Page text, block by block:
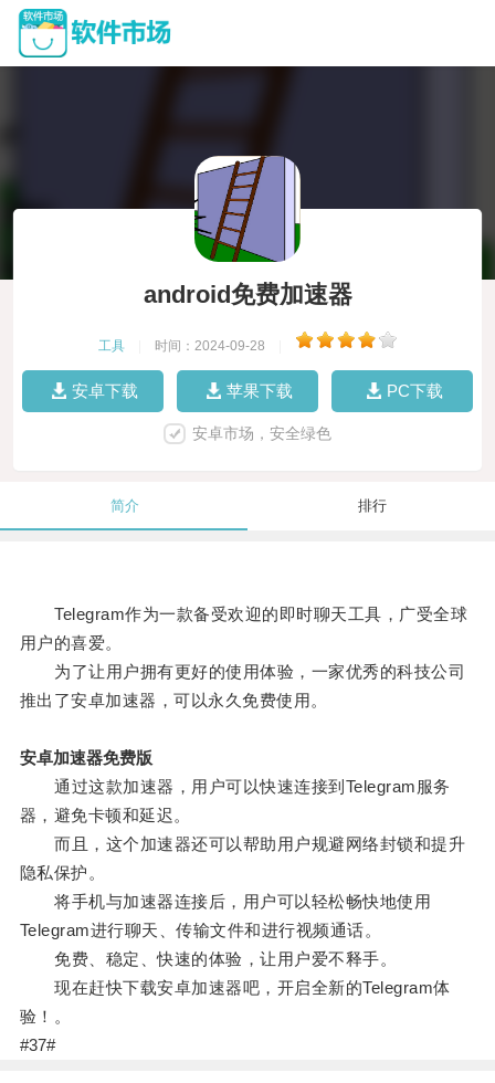
android免费加速器
工具 时间：2024-09-28
安卓下载 苹果下载 PC下载
安卓市场，安全绿色
简介 排行
Telegram作为一款备受欢迎的即时聊天工具，广受全球
用户的喜爱。
为了让用户拥有更好的使用体验，一家优秀的科技公司
推出了安卓加速器，可以永久免费使用。
安卓加速器免费版
通过这款加速器，用户可以快速连接到Telegram服务
器，避免卡顿和延迟。
而且，这个加速器还可以帮助用户规避网络封锁和提升
隐私保护。
将手机与加速器连接后，用户可以轻松畅快地使用
Telegram进行聊天、传输文件和进行视频通话。
免费、稳定、快速的体验，让用户爱不释手。
现在赶快下载安卓加速器吧，开启全新的Telegram体
验！。
#37#